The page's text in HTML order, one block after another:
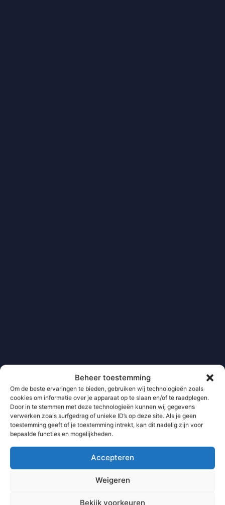
Beheer toestemming
Om de beste ervaringen te bieden, gebruiken wij technologieën zoals
cookies om informatie over je apparaat op te slaan en/of te raadplegen.
Door in te stemmen met deze technologieën kunnen wij gegevens
verwerken zoals surfgedrag of unieke ID’s op deze site. Als je geen
toestemming geeft of je toestemming intrekt, kan dit nadelig zijn voor
bepaalde functies en mogelijkheden.
Accepteren
Weigeren
Bekijk voorkeuren